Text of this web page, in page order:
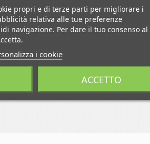
propri e di terze parti per migliorare i
relativa alle tue preferenze
navigazione. Per dare il tuo consenso al
i cookie
ACCETTO